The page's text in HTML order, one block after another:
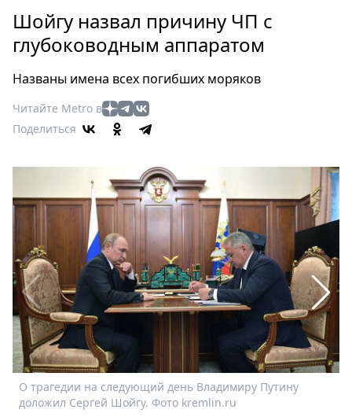
Россия
Мир
Еда
Туризм
Мода
Кино
Афиша
Книги
Выставки
Пресс-
релизы
О
Metro
Стримы
Спецпроекты
Звезды
Выборы
Шойгу назвал причину ЧП с
глубоководным аппаратом
Названы имена всех погибших моряков
Читайте Metro в
Поделиться
О трагедии на следующий день Владимиру Путину
доложил Сергей Шойгу. Фото kremlin.ru